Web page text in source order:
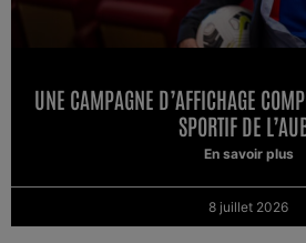
UNE CAMPAGNE D’AFFICHAGE
SPORTIF DE
En savoir plus
8 juillet 2026